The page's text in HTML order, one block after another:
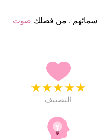
صوت
★
★
★
★
★
التصنيف